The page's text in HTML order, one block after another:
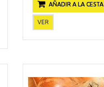
AÑADIR A LA CESTA
VER